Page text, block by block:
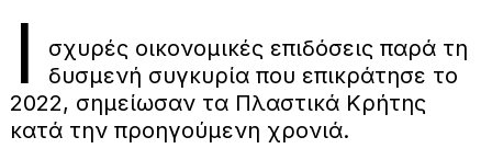
Ι
σχυρές οικονομικές επιδόσεις παρά τη
δυσμενή συγκυρία που επικράτησε το
2022, σημείωσαν τα Πλαστικά Κρήτης
κατά την προηγούμενη χρονιά.